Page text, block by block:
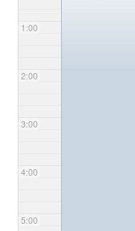
1:00
2:00
3:00
4:00
5:00